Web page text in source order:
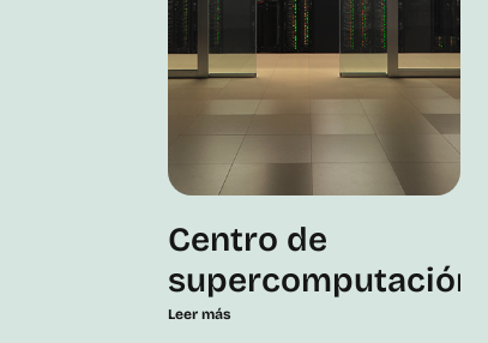
Centro de
supercomputación
Leer más